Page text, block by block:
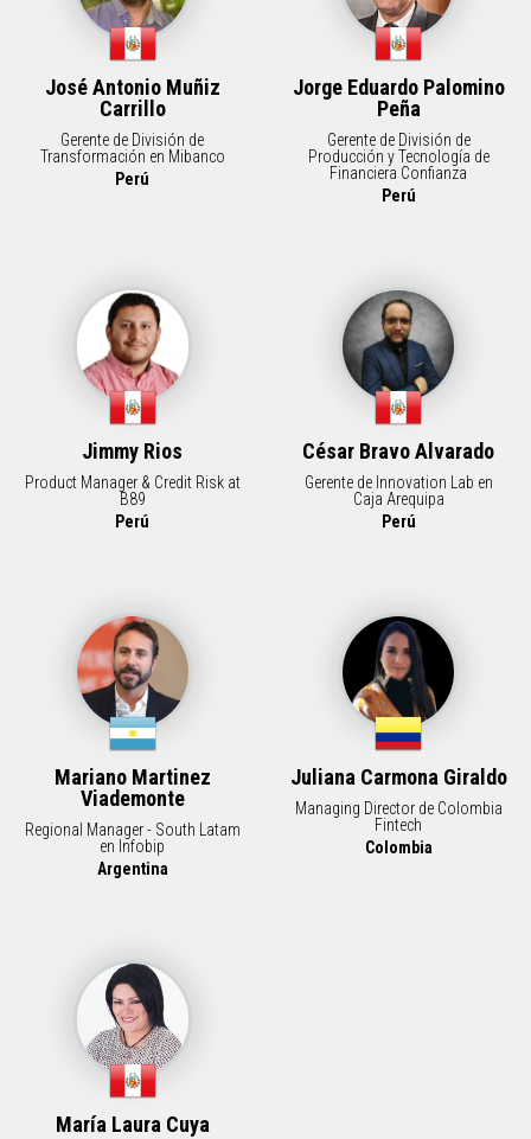
José Antonio Muñiz
Carrillo
Gerente de División de
Transformación en Mibanco
Perú
Jorge Eduardo Palomino
Peña
Gerente de División de
Producción y Tecnología de
Financiera Confianza
Perú
Jimmy Rios
Product Manager & Credit Risk at
B89
Perú
César Bravo Alvarado
Gerente de Innovation Lab en
Caja Arequipa
Perú
Mariano Martinez
Viademonte
Regional Manager - South Latam
en Infobip
Argentina
Juliana Carmona Giraldo
Managing Director de Colombia
Fintech
Colombia
María Laura Cuya